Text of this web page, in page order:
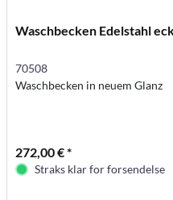
Waschbecken Edelstahl
70508
Waschbecken in neuem Glanz
272,00 € *
Straks klar for forsendelse